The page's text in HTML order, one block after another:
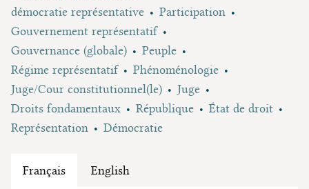
démocratie représentative
Participation
Gouvernement représentatif
Gouvernance (globale)
Peuple
Régime représentatif
Phénoménologie
Juge/Cour constitutionnel(le)
Juge
Droits fondamentaux
République
État de droit
Représentation
Démocratie
Français English